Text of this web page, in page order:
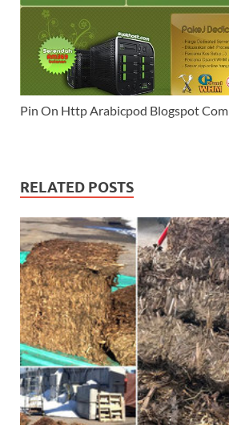
Pin On Http Arabicpod Blogspot Com
RELATED POSTS